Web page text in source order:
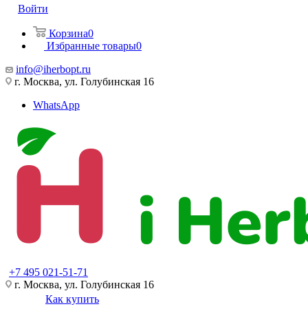
Войти
Корзина0
Избранные товары0
info@iherbopt.ru
г. Москва, ул. Голубинская 16
WhatsApp
+7 495 021-51-71
г. Москва, ул. Голубинская 16
Как купить